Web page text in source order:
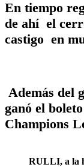
En tiempo
de ahí el
castigo en
Además del
ganó el
Champions
RULLI, a la